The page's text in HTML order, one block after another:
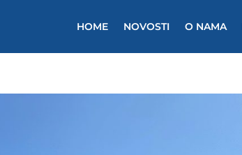
HOME NOVOSTI O NAMA